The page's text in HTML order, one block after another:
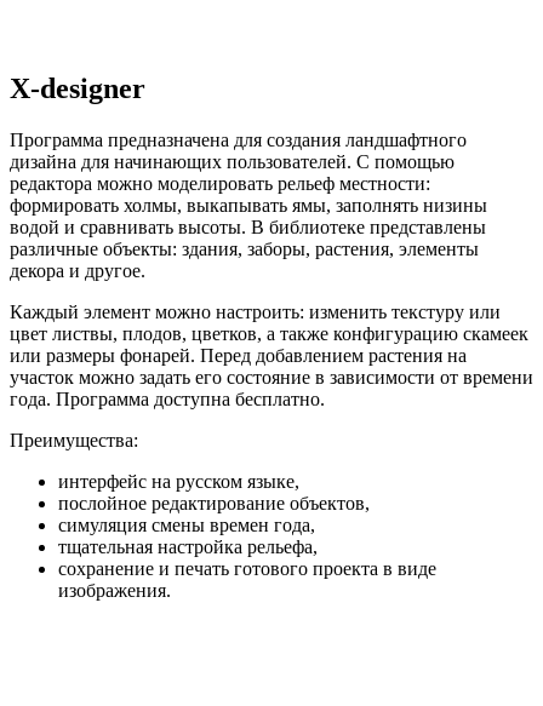
X-designer
Программа предназначена для создания ландшафтного
дизайна для начинающих пользователей. С помощью
редактора можно моделировать рельеф местности:
формировать холмы, выкапывать ямы, заполнять низины
водой и сравнивать высоты. В библиотеке представлены
различные объекты: здания, заборы, растения, элементы
декора и другое.
Каждый элемент можно настроить: изменить текстуру или
цвет листвы, плодов, цветков, а также конфигурацию скамеек
или размеры фонарей. Перед добавлением растения на
участок можно задать его состояние в зависимости от времени
года. Программа доступна бесплатно.
Преимущества:
интерфейс на русском языке,
послойное редактирование объектов,
симуляция смены времен года,
тщательная настройка рельефа,
сохранение и печать готового проекта в виде
изображения.